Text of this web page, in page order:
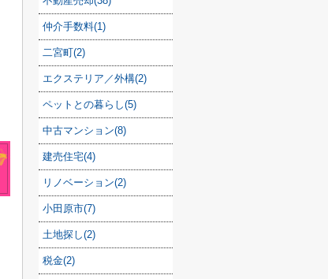
仲介手数料(1)
二宮町(2)
エクステリア／外構(2)
ペットとの暮らし(5)
中古マンション(8)
建売住宅(4)
リノベーション(2)
小田原市(7)
土地探し(2)
税金(2)